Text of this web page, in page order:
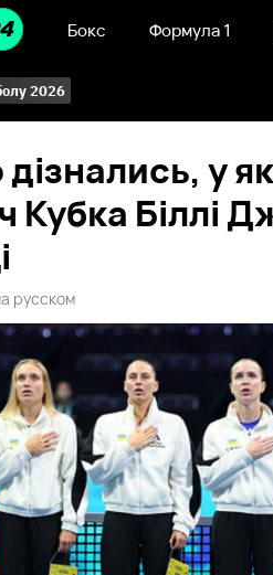
Бокс Формула 1
2026
дізнались, у
Кубка Біллі
русском